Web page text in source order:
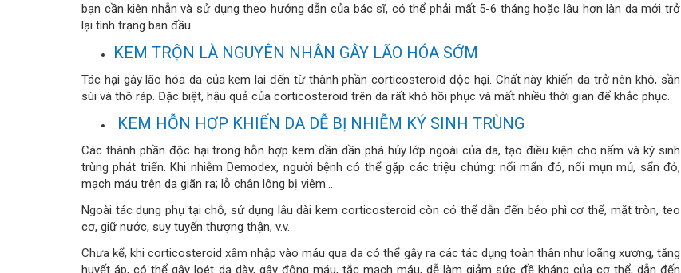
bạn cần kiên nhẫn và sử dụng theo hướng dẫn của bác sĩ, có thể phải mất 5-6 tháng hoặc lâu hơn làn da mới trở
lại tình trạng ban đầu.
KEM TRỘN LÀ NGUYÊN NHÂN GÂY LÃO HÓA SỚM
Tác hại gây lão hóa da của kem lai đến từ thành phần corticosteroid độc hại. Chất này khiến da trở nên khô, sần
sùi và thô ráp. Đặc biệt, hậu quả của corticosteroid trên da rất khó hồi phục và mất nhiều thời gian để khắc phục.
KEM HỖN HỢP KHIẾN DA DỄ BỊ NHIỄM KÝ SINH TRÙNG
Các thành phần độc hại trong hỗn hợp kem dần dần phá hủy lớp ngoài của da, tạo điều kiện cho nấm và ký sinh
trùng phát triển. Khi nhiễm Demodex, người bệnh có thể gặp các triệu chứng: nổi mẩn đỏ, nổi mụn mủ, sẩn đỏ,
mạch máu trên da giãn ra; lỗ chân lông bị viêm…
Ngoài tác dụng phụ tại chỗ, sử dụng lâu dài kem corticosteroid còn có thể dẫn đến béo phì cơ thể, mặt tròn, teo
cơ, giữ nước, suy tuyến thượng thận, v.v.
Chưa kể, khi corticosteroid xâm nhập vào máu qua da có thể gây ra các tác dụng toàn thân như loãng xương, tăng
huyết áp, có thể gây loét dạ dày, gây đông máu, tắc mạch máu, dễ làm giảm sức đề kháng của cơ thể, dẫn đến